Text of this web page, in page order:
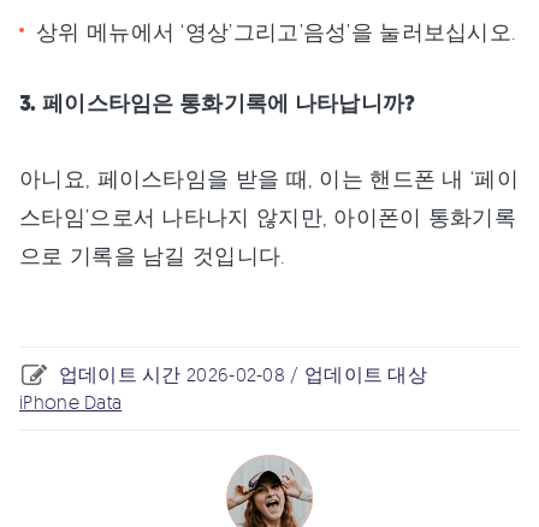
상위 메뉴에서 ‘영상’그리고’음성’을 눌러보십시오.
3. 페이스타임은 통화기록에 나타납니까?
아니요, 페이스타임을 받을 때, 이는 핸드폰 내 ‘페이
스타임’으로서 나타나지 않지만, 아이폰이 통화기록
으로 기록을 남길 것입니다.
업데이트 시간 2026-02-08 / 업데이트 대상
iPhone Data